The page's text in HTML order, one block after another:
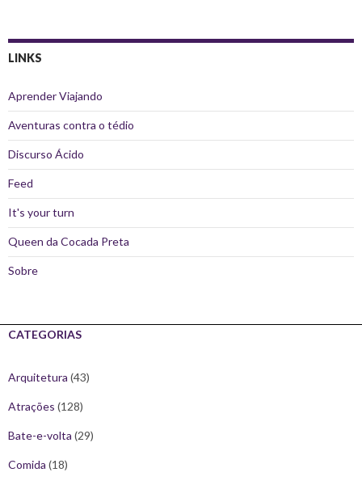
LINKS
Aprender Viajando
Aventuras contra o tédio
Discurso Ácido
Feed
It's your turn
Queen da Cocada Preta
Sobre
CATEGORIAS
Arquitetura (43)
Atrações (128)
Bate-e-volta (29)
Comida (18)